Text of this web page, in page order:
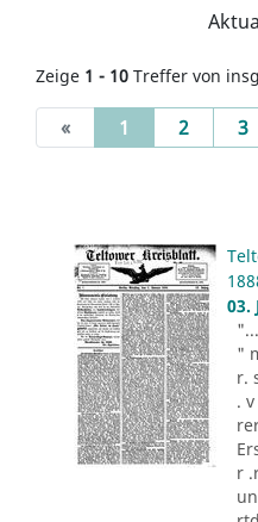
Zeige 1 - 10 Treffer von
« 1 (current)
2 3
03.
"
r.
.
r